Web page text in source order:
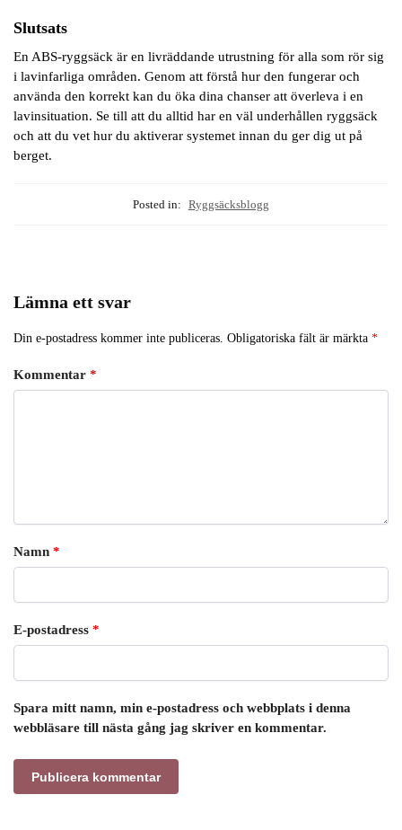
Slutsats
En ABS-ryggsäck är en livräddande utrustning för alla som rör sig
i lavinfarliga områden. Genom att förstå hur den fungerar och
använda den korrekt kan du öka dina chanser att överleva i en
lavinsituation. Se till att du alltid har en väl underhållen ryggsäck
och att du vet hur du aktiverar systemet innan du ger dig ut på
berget.
Posted in: Ryggsäcksblogg
Lämna ett svar
Din e-postadress kommer inte publiceras. Obligatoriska fält är märkta *
Kommentar *
Namn *
E-postadress *
Spara mitt namn, min e-postadress och webbplats i denna
webbläsare till nästa gång jag skriver en kommentar.